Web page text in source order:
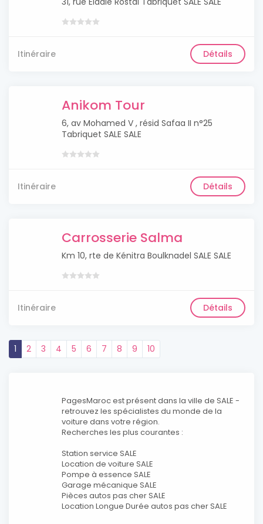
Itinéraire Détails
Anikom Tour
6, av Mohamed V , résid Safaa II n°25
Tabriquet SALE SALE
Itinéraire Détails
Carrosserie Salma
Km 10, rte de Kénitra Boulknadel SALE SALE
Itinéraire Détails
1 2 3 4 5 6 7 8 9 10
PagesMaroc est présent dans la ville de SALE -
retrouvez les spécialistes du monde de la
voiture dans votre région.
Recherches les plus courantes :
Station service SALE
Location de voiture SALE
Pompe à essence SALE
Garage mécanique SALE
Pièces autos pas cher SALE
Location Longue Durée autos pas cher SALE